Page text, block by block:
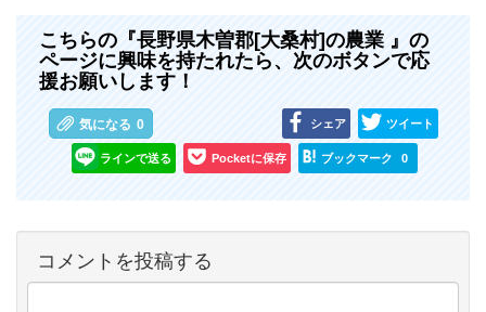
こちらの『長野県木曽郡[大桑村]の農業 』の
ページに興味を持たれたら、次のボタンで応
援お願いします！
気になる 0 シェア ツイート
ラインで送る Pocketに保存 ブックマーク 0
コメントを投稿する